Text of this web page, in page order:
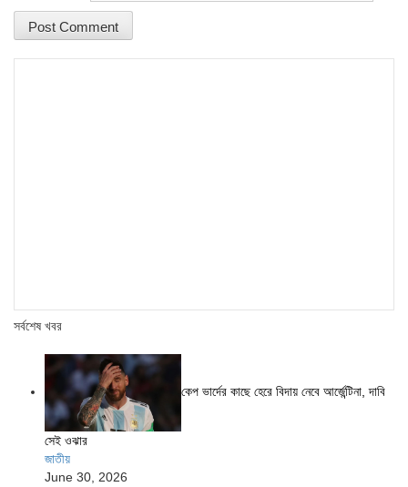
সর্বশেষ খবর
কেপ ভার্দের কাছে হেরে বিদায় নেবে আর্জেন্টিনা, দাবি
সেই ওঝার
জাতীয়
June 30, 2026